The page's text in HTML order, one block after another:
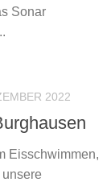
Sonar
2022
Eisschwimmen,